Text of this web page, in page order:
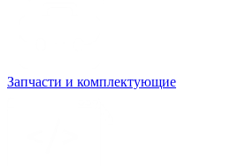
Запчасти и комплектующие